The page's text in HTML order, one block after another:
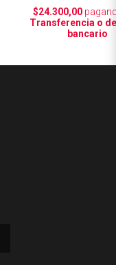
$24.300,00
Transferencia o
bancario